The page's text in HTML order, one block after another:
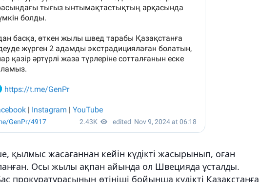
қылмыс жасағаннан кейін күдікті жасырынып, оған
Осы жылы ақпан айында ол Швецияда ұсталды.
прокуратурасының өтініші бойынша күдікті Қазақстанға